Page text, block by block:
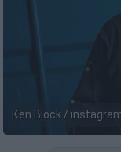
Ken Block /